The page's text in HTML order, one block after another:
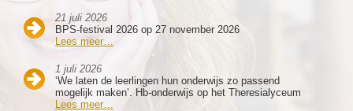
21 juli 2026
BPS-festival 2026 op 27 november 2026
Lees meer…
1 juli 2026
‘We laten de leerlingen hun onderwijs zo passend
mogelijk maken’. Hb-onderwijs op het Theresialyceum
Lees meer…